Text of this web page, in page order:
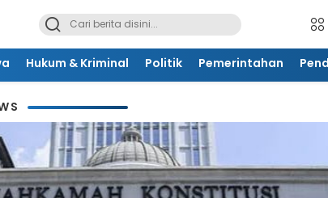
Hukum & Kriminal Politik Pemerintahan